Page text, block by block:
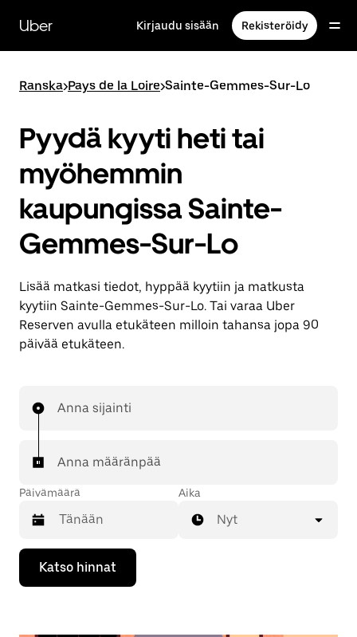
siirry
pääsisältöön
Uber Kirjaudu sisään Rekisteröidy
Ranska>Pays de la Loire>Sainte-Gemmes-Sur-Lo
Pyydä kyyti heti tai
myöhemmin
kaupungissa Sainte-
Gemmes-Sur-Lo
Lisää matkasi tiedot, hyppää kyytiin ja matkusta
kyytiin Sainte-Gemmes-Sur-Lo. Tai varaa Uber
Reserven avulla etukäteen milloin tahansa jopa 90
päivää etukäteen.
Anna sijainti
Anna määränpää
Päivämäärä
Valitse
päivämäärä
kalenterissa
Aika
Nyt
Katso hinnat